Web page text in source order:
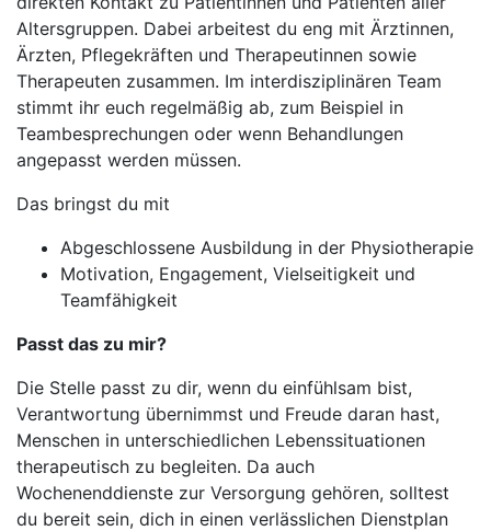
Altersgruppen. Dabei arbeitest du eng mit Ärztinnen,
Ärzten, Pflegekräften und Therapeutinnen sowie
Therapeuten zusammen. Im interdisziplinären Team
stimmt ihr euch regelmäßig ab, zum Beispiel in
Teambesprechungen oder wenn Behandlungen
angepasst werden müssen.
Das bringst du mit
Abgeschlossene Ausbildung in der Physiotherapie
Motivation, Engagement, Vielseitigkeit und
Teamfähigkeit
Passt das zu mir?
Die Stelle passt zu dir, wenn du einfühlsam bist,
Verantwortung übernimmst und Freude daran hast,
Menschen in unterschiedlichen Lebenssituationen
therapeutisch zu begleiten. Da auch
Wochenenddienste zur Versorgung gehören, solltest
du bereit sein, dich in einen verlässlichen Dienstplan